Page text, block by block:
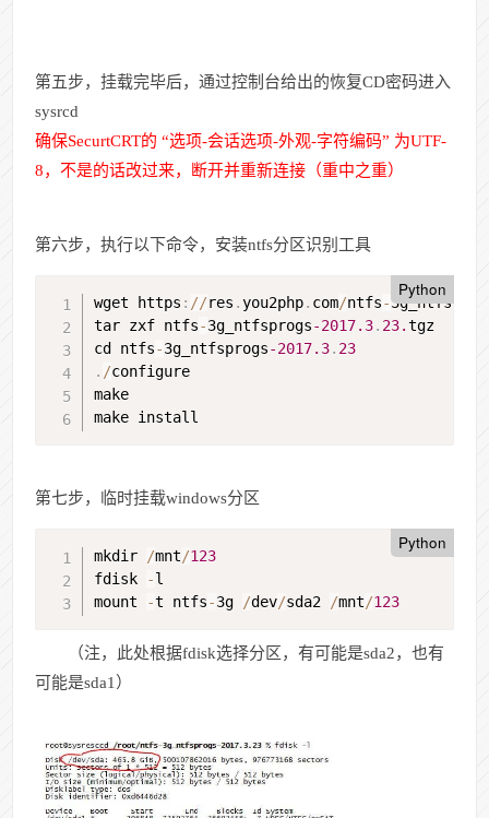
第五步，挂载完毕后，通过控制台给出的恢复CD密码进入
sysrcd
确保SecurtCRT的 “选项-会话选项-外观-字符编码” 为UTF-
8，不是的话改过来，断开并重新连接（重中之重）
第六步，执行以下命令，安装ntfs分区识别工具
Python
wget https : //res .you2php. com/ntfs-
tar zxf ntfs-3g_ntfsprogs-2017.3. 23.tgz
cd ntfs-3g_ntfsprogs-2017.3. 23
. /configure
make
make install
第七步，临时挂载windows分区
Python
mkdir /mnt/123
fdisk
-l
mount
-t ntfs-3g /dev/sda2 /mnt/123
（注，此处根据fdisk选择分区，有可能是sda2，也有
可能是sda1）